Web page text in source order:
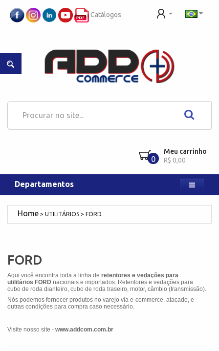
Catálogos
0
Meu carrinho
R$ 0,00
Departamentos
UTILITÁRIOS FORD
FORD
Aqui você encontra toda a linha de retentores e vedações para
utilitários FORD nacionais e importados. Retentores e vedações para
cubo de roda dianteiro, cubo de roda traseiro, motor, câmbio (transmissão).
Nós podemos fornecer produtos no varejo via e-commerce, atacado, e
outras condições para compra caso necessário.
Visite nosso site - www.addcom.com.br